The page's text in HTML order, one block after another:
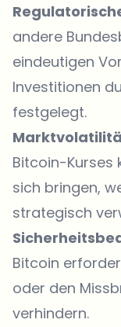
andere
eindeutigen
Investitionen
festgelegt.
Bitcoin-Kurses
sich bringen,
strategisch
Bitcoin
oder den
verhindern.